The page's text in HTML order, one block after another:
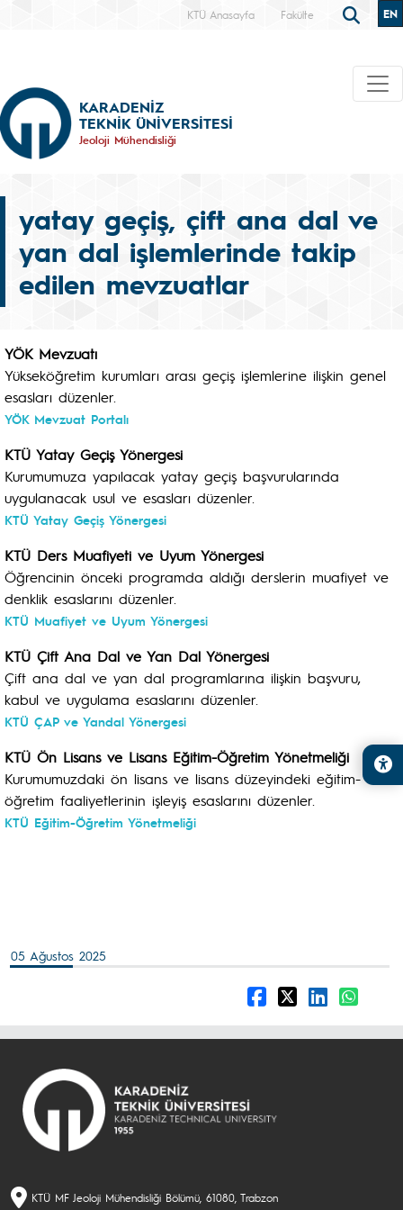
KTÜ Anasayfa Fakülte EN
KARADENİZ
TEKNİK ÜNİVERSİTESİ
Jeoloji Mühendisliği
yatay geçiş, çift ana dal ve
yan dal işlemlerinde takip
edilen mevzuatlar
YÖK Mevzuatı
Yükseköğretim kurumları arası geçiş işlemlerine ilişkin genel
esasları düzenler.
YÖK Mevzuat Portalı
KTÜ Yatay Geçiş Yönergesi
Kurumumuza yapılacak yatay geçiş başvurularında
uygulanacak usul ve esasları düzenler.
KTÜ Yatay Geçiş Yönergesi
KTÜ Ders Muafiyeti ve Uyum Yönergesi
Öğrencinin önceki programda aldığı derslerin muafiyet ve
denklik esaslarını düzenler.
KTÜ Muafiyet ve Uyum Yönergesi
KTÜ Çift Ana Dal ve Yan Dal Yönergesi
Çift ana dal ve yan dal programlarına ilişkin başvuru,
kabul ve uygulama esaslarını düzenler.
KTÜ ÇAP ve Yandal Yönergesi
KTÜ Ön Lisans ve Lisans Eğitim-Öğretim Yönetmeliği
Kurumumuzdaki ön lisans ve lisans düzeyindeki eğitim-
öğretim faaliyetlerinin işleyiş esaslarını düzenler.
KTÜ Eğitim-Öğretim Yönetmeliği
05 Ağustos 2025
KTÜ MF Jeoloji Mühendisliği Bölümü, 61080, Trabzon